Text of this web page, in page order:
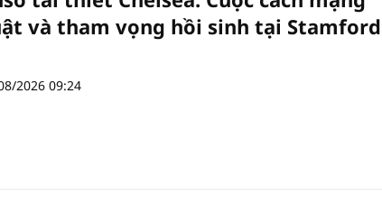
và tham vọng hồi sinh tại Stamford
2026 09:24